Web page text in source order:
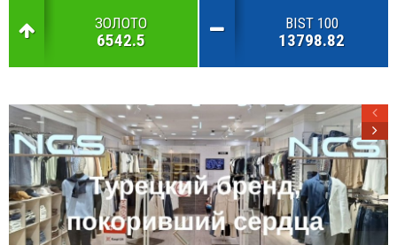
ЗОЛОТО
6542.5
BIST 100
13798.82